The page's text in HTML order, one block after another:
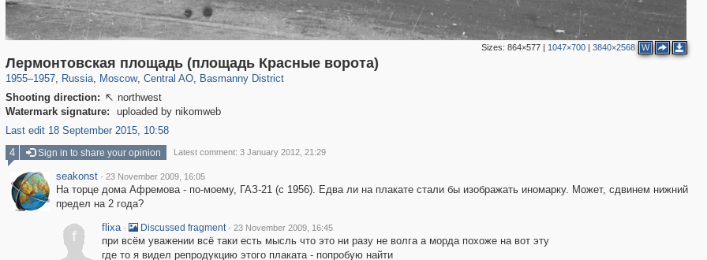
Sizes: 864×577| 1047×700| 3840×2568 W
Лермонтовская площадь (площадь Красные ворота)
1955–1957, Russia
1,406,255 29,243
, Moscow
319,780 8,286
, Central AO
159,978 5,916
, Basmanny District
13,198 520
Shooting direction:  northwest
Watermark signature:
uploaded by nikomweb
Last edit 18 September 2015, 10:58
4 Sign in to share your opinion Latest comment: 3 January 2012, 21:29
seakonst · 23 November 2009, 16:05
На торце дома Афремова - по-моему, ГАЗ-21 (с 1956). Едва ли на плакате стали бы изображать иномарку. Может, сдвинем нижний
предел на 2 года?
f
flixa · Discussed fragment · 23 November 2009, 16:45
при всём уважении всё таки есть мысль что это ни разу не волга а морда похоже на вот эту
где то я видел репродукцию этого плаката - попробую найти